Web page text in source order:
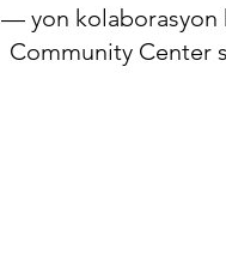
— yon kolaborasyon
Community Center